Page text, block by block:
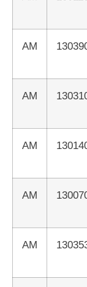
AM
AM
AM
AM
AM